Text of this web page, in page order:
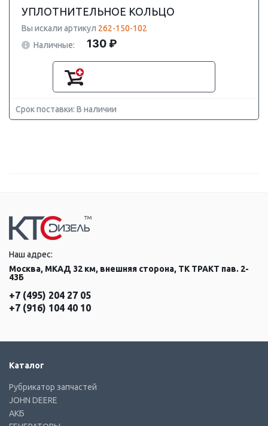
УПЛОТНИТЕЛЬНОЕ КОЛЬЦО
Вы искали артикул 262-150-102
Наличные:
130 ₽
Срок поставки: В наличии
Наш адрес:
Москва, МКАД 32 км, внешняя сторона, ТК ТРАКТ пав. 2-
43Б
+7 (495) 204 27 05
+7 (916) 104 40 10
Каталог
Рубрикатор запчастей
JOHN DEERE
АКБ